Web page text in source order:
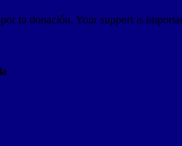
tu donación. Your support is